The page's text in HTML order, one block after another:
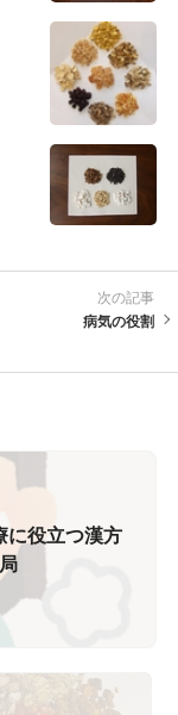
次の記事
病気の役割
に役立つ漢方